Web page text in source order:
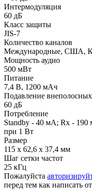
Интермодуляция
60 дБ
Класс защиты
JIS-7
Количество каналов
Международные, США,
Мощность аудио
500 мВт
Питание
7,4 В, 1200 мАч
Подавление
60 дБ
Потребление
Standby - 40 мА; Rx -
при 1 Вт
Размер
115 х 62,6 x 37,4 мм
Шаг сетки частот
25 кГц
Пожалуйста
перед тем как написать